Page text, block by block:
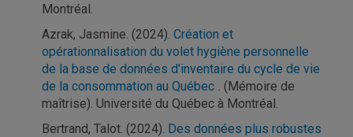
Montréal.
Azrak, Jasmine. (2024). Création et
opérationnalisation du volet hygiène personnelle
de la base de données d'inventaire du cycle de vie
de la consommation au Québec . (Mémoire de
maîtrise). Université du Québec à Montréal.
Bertrand, Talot. (2024). Des données plus robustes